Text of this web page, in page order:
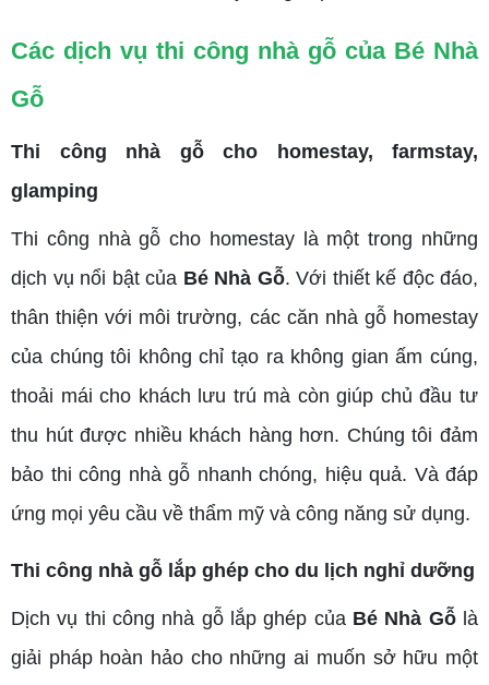
Các dịch vụ thi công nhà gỗ của Bé Nhà
Gỗ
Thi công nhà gỗ cho homestay, farmstay,
glamping
Thi công nhà gỗ cho homestay là một trong những
dịch vụ nổi bật của Bé Nhà Gỗ. Với thiết kế độc đáo,
thân thiện với môi trường, các căn nhà gỗ homestay
của chúng tôi không chỉ tạo ra không gian ấm cúng,
thoải mái cho khách lưu trú mà còn giúp chủ đầu tư
thu hút được nhiều khách hàng hơn. Chúng tôi đảm
bảo thi công nhà gỗ nhanh chóng, hiệu quả. Và đáp
ứng mọi yêu cầu về thẩm mỹ và công năng sử dụng.
Thi công nhà gỗ lắp ghép cho du lịch nghỉ dưỡng
Dịch vụ thi công nhà gỗ lắp ghép của Bé Nhà Gỗlà
giải pháp hoàn hảo cho những ai muốn sở hữu một